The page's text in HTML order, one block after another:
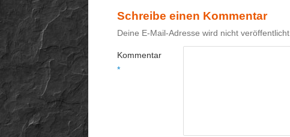
Schreibe einen Kommentar
Deine E-Mail-Adresse wird nicht veröffentlicht.
Kommentar
*